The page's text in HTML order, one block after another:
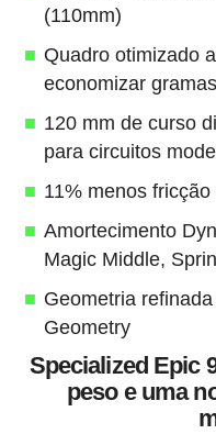
(110mm)
Quadro otimizado
economizar
120 mm de curso
para circuitos
11% menos
Amortecimento
Magic Middle,
Geometria
Geometry
Specialized Epic
peso e uma